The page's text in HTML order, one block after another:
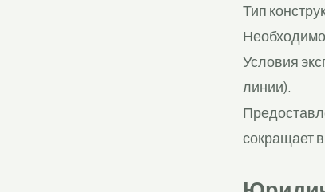
Тип
Условия
линии).
сокращает